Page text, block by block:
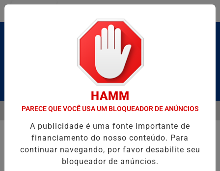
Pesquisar Notícia
E CAIQUE PIMENTA COM O MELHOR DO AXÉ DAS ANTIGAS
EM ALTA
MENU
HAMM
PARECE QUE VOCÊ USA UM BLOQUEADOR DE ANÚNCIOS
A publicidade é uma fonte importante de
financiamento do nosso conteúdo. Para
continuar navegando, por favor desabilite seu
bloqueador de anúncios.